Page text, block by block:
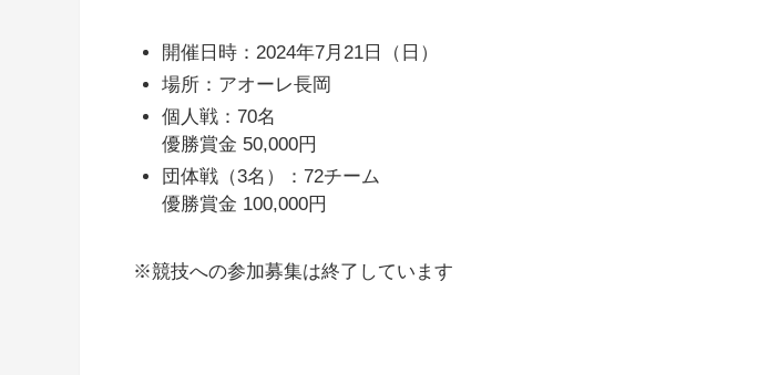
開催日時：2024年7月21日（日）
場所：アオーレ長岡
個人戦：70名
優勝賞金 50,000円
団体戦（3名）：72チーム
優勝賞金 100,000円
※競技への参加募集は終了しています